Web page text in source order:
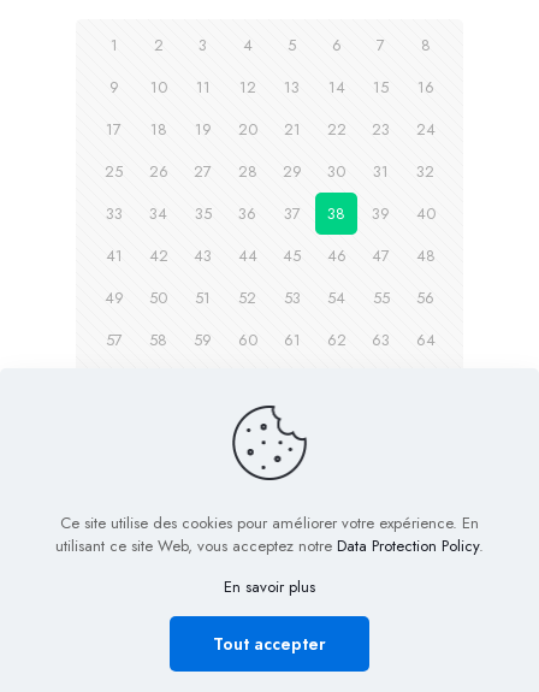
1 2 3 4 5 6 7
8
9
10 11 12 13 14 15
16
17
18 19 20 21 22 23
24
25
26 27 28 29 30 31
32
33
34 35 36 37 38 39
40
41
42 43 44 45 46 47
48
49
50 51 52 53 54 55
56
57
58 59 60 61 62 63
64
Page suivante
© 2022 Biig.fr - Tous droits réservés
Plan de Site
Mentions légales Nous contacter
Ce site utilise des cookies pour améliorer votre expérience. En
utilisant ce site Web, vous acceptez notre Data Protection Policy.
En savoir plus
Tout accepter